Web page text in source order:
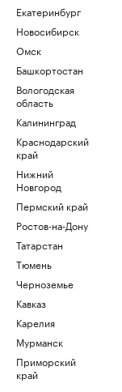
Екатеринбург
Новосибирск
Омск
Башкортостан
Вологодская
область
Калининград
Краснодарский
край
Нижний
Новгород
Пермский край
Ростов-на-Дону
Татарстан
Тюмень
Черноземье
Кавказ
Карелия
Мурманск
Приморский
край